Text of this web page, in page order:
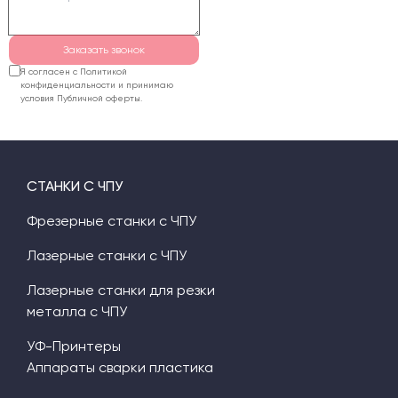
Заказать звонок
Я согласен с Политикой
конфиденциальности и принимаю
условия Публичной оферты.
СТАНКИ С ЧПУ
Фрезерные станки с ЧПУ
Лазерные станки с ЧПУ
Лазерные станки для резки
металла с ЧПУ
УФ-Принтеры
Аппараты сварки пластика